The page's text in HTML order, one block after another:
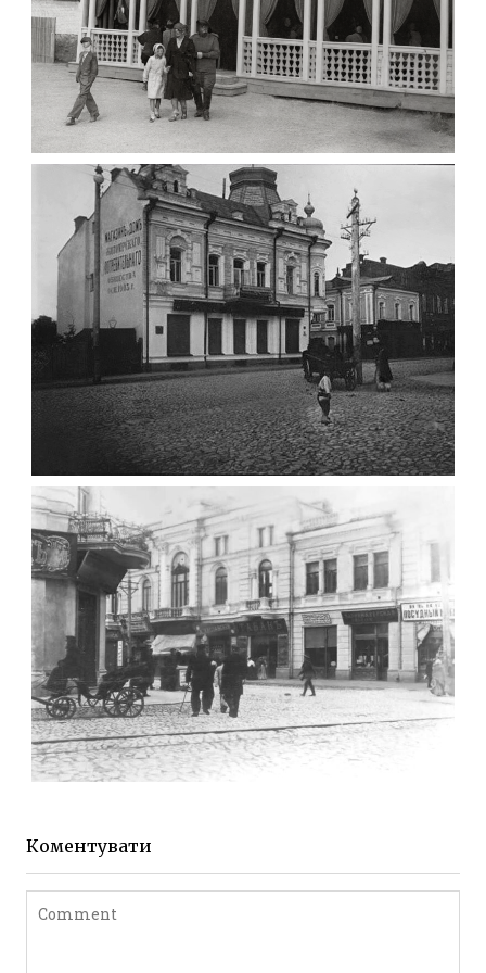
ПАВІЛЬЙОН МОРОЗИВА ЖИТОМИР 1947
Фото Житомир (1945-
1960)
Leave a comment
ФОТО ЖИТОМИРА 1905 ВУЛ.
МИХАЙЛІВСЬКА-СКОРУЛЬСЬКОГО
Фото Житомира період
до 1917 року
Leave a comment
ЖИТОМИР МИХАЙЛІВСЬКА 1903 РОКУ
Коментувати